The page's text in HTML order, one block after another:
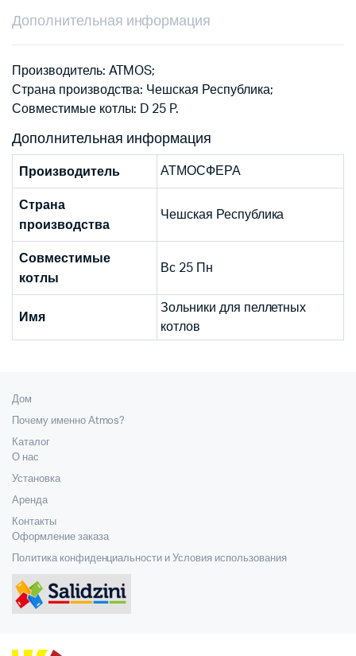
Дополнительная информация
Производитель: ATMOS;
Страна производства: Чешская Республика;
Совместимые котлы: D 25 P.
Дополнительная информация
Производитель АТМОСФЕРА
Страна
производства
Чешская Республика
Совместимые
котлы
Вс 25 Пн
Имя
Зольники для пеллетных
котлов
Дом
Почему именно Atmos?
Каталог
О нас
Установка
Аренда
Контакты
Оформление заказа
Политика конфиденциальности и Условия использования